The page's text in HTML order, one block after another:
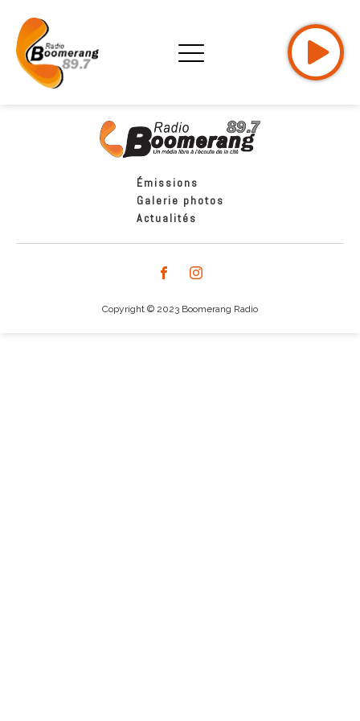
Émissions
Galerie photos
Actualités
Copyright © 2023 Boomerang Radio